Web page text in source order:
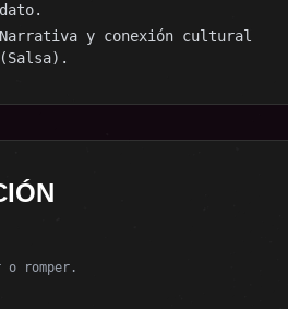
dato.
Narrativa y conexión cultural
(Salsa).
o romper.